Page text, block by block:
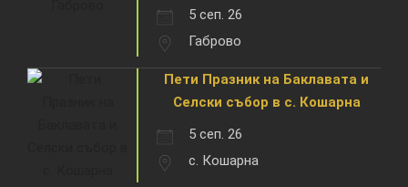
5 сеп. 26
Габрово
Пети Празник на Баклавата и
Селски събор в с. Кошарна
5 сеп. 26
с. Кошарна